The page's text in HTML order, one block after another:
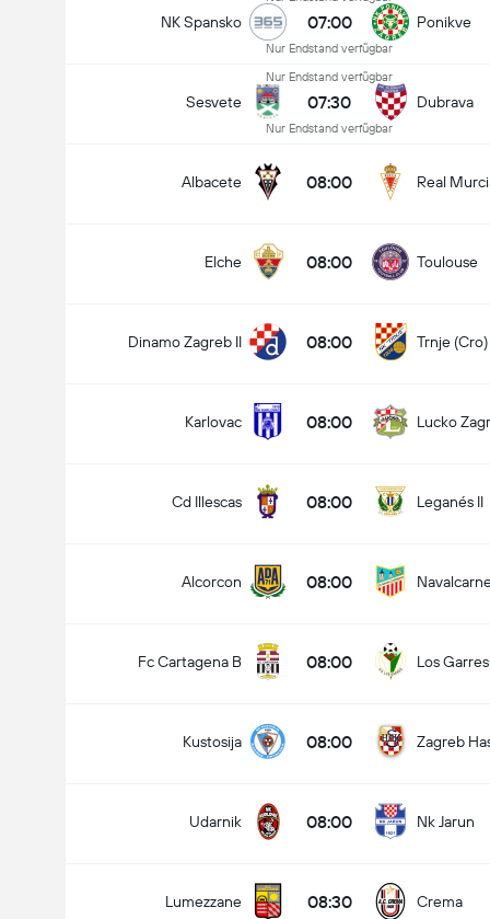
NK Spansko 07:00
Nur Endstand verfügbar
Ponikve
Sesvete
Nur Endstand verfügbar
07:30
Nur Endstand verfügbar
Dubrava
Albacete 08:00 Real
Elche 08:00 Toulouse
Dinamo Zagreb II 08:00 Trnje (Cro)
Karlovac 08:00 Lucko
Cd Illescas 08:00 Leganés II
Alcorcon 08:00
Fc Cartagena B 08:00 Los Garres
Kustosija 08:00 Zagreb
Udarnik 08:00 Nk Jarun
Lumezzane 08:30 Crema